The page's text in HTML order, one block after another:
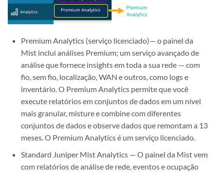
Premium Analytics (serviço licenciado)— o painel da
Mist inclui análises Premium; um serviço avançado de
análise que fornece insights em toda a sua rede — com
fio, sem fio, localização, WAN e outros, como logs e
inventário. O Premium Analytics permite que você
execute relatórios em conjuntos de dados em um nível
mais granular, misture e combine com diferentes
conjuntos de dados e observe dados que remontam a 13
meses. O Premium Analytics é um serviço licenciado.
Standard Juniper Mist Analytics — O painel da Mist vem
com relatórios de análise de rede, eventos e ocupação